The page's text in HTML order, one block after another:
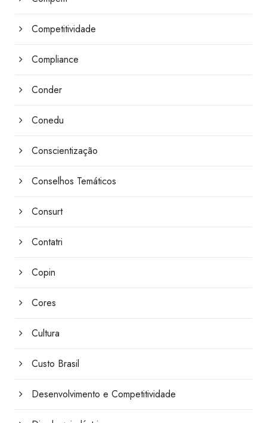
Competitividade
Compliance
Conder
Conedu
Conscientização
Conselhos Temáticos
Consurt
Contatri
Copin
Cores
Cultura
Custo Brasil
Desenvolvimento e Competitividade